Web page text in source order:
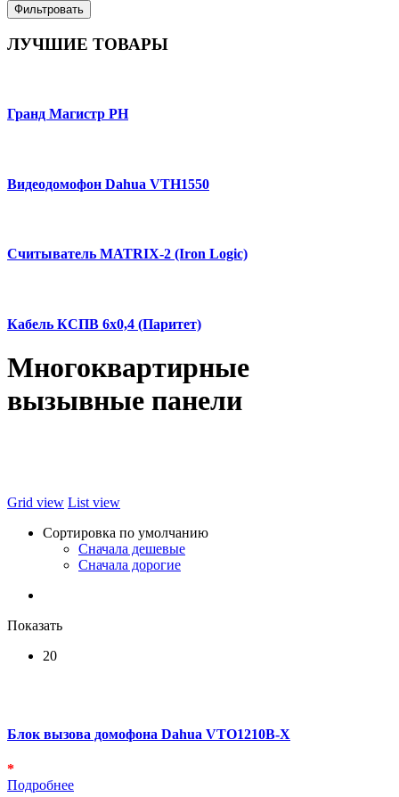
Фильтровать
ЛУЧШИЕ ТОВАРЫ
Гранд Магистр РН
Видеодомофон Dahua VTH1550
Считыватель MATRIX-2 (Iron Logic)
Кабель КСПВ 6х0,4 (Паритет)
Многоквартирные
вызывные панели
Grid view List view
Сортировка по умолчанию
Сначала дешевые
Сначала дорогие
Показать
20
Блок вызова домофона Dahua VTO1210B-X
*
Подробнее